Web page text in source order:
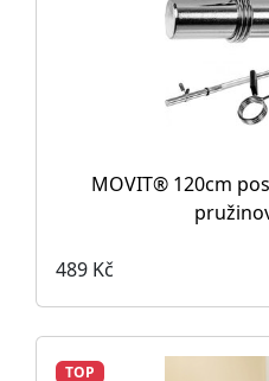
MOVIT® 120cm
489 Kč
TOP